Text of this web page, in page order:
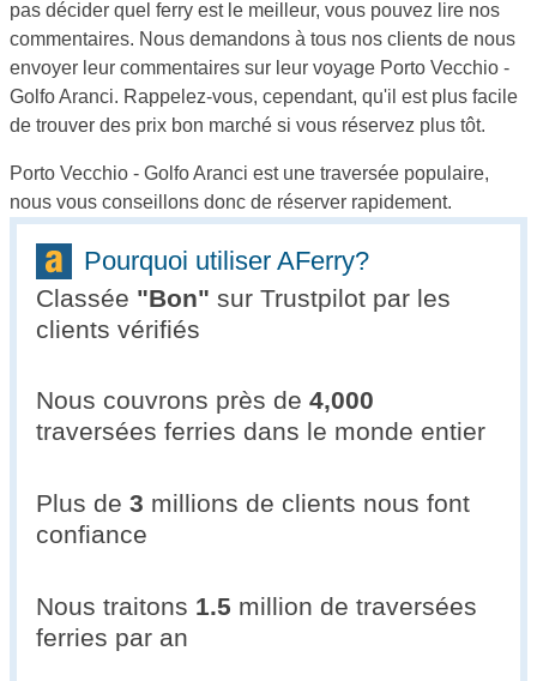
pas décider quel ferry est le meilleur, vous pouvez lire nos
commentaires. Nous demandons à tous nos clients de nous
envoyer leur commentaires sur leur voyage Porto Vecchio -
Golfo Aranci. Rappelez-vous, cependant, qu'il est plus facile
de trouver des prix bon marché si vous réservez plus tôt.
Porto Vecchio - Golfo Aranci est une traversée populaire,
nous vous conseillons donc de réserver rapidement.
Pourquoi utiliser AFerry?
Classée "Bon" sur Trustpilot par les
clients vérifiés
Nous couvrons près de 4,000
traversées ferries dans le monde entier
Plus de 3 millions de clients nous font
confiance
Nous traitons 1.5 million de traversées
ferries par an